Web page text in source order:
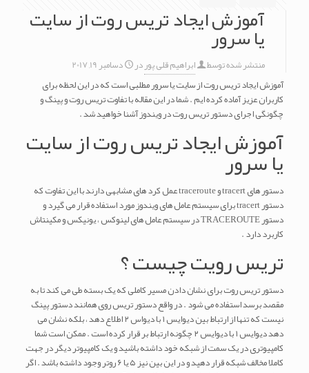
آموزش ایجاد تریس روت از سایت
یا سرور
منتشر شده توسط ابراهیم قلی پوردر
دسامبر 19, 2017
آموزش ایجاد تریس روت از سایت یا سرور مطلبی است که در این لحظه برای
کاربران عزیز آماده کرده ایم . شما در این مقاله با تفاوت تریس روت و پینگ و
چگونگی اجرای دستور تریس روت در ویندوز آشنا خواهید شد .
آموزش ایجاد تریس روت از سایت
یا سرور
دستور های tracert و traceroute عمل کرد های مشابهی دارند با این تفاوت که
دستور tracert برای سیستم عامل های ویندوز مورد استفاده قرار می گیرد و
دستور TRACEROUTE در سیستم عامل های لینوکس ، یونیکس و مکینتاش
کاربرد دارد .
تریس رویت چیست ؟
دستور تریس روت برای نشان دادن مسیر کاملی که یک بسته طی می کند تا به
مقصد برسد استفاده می شود . در واقع دستور تریس روی همانند دستور پینگ
نیست که تنها از ارتباط بین دیوایس ۱ با دیواس ۲ اطلاع دهد ، بلکه نشان می
دهد دیوایس ۱ با دیوایس ۲ چگونه ارتباط بر قرار کرده است . ممکن است شما
کامپیوتری در یک سمت از شبکه خود داشته باشید و یک کامپیوتر دیگر در جهت
کاملا مخالف شبکه قرار دهید و در این بین نیز ۵ یا ۶ روتر وجود داشته باشد . اگر